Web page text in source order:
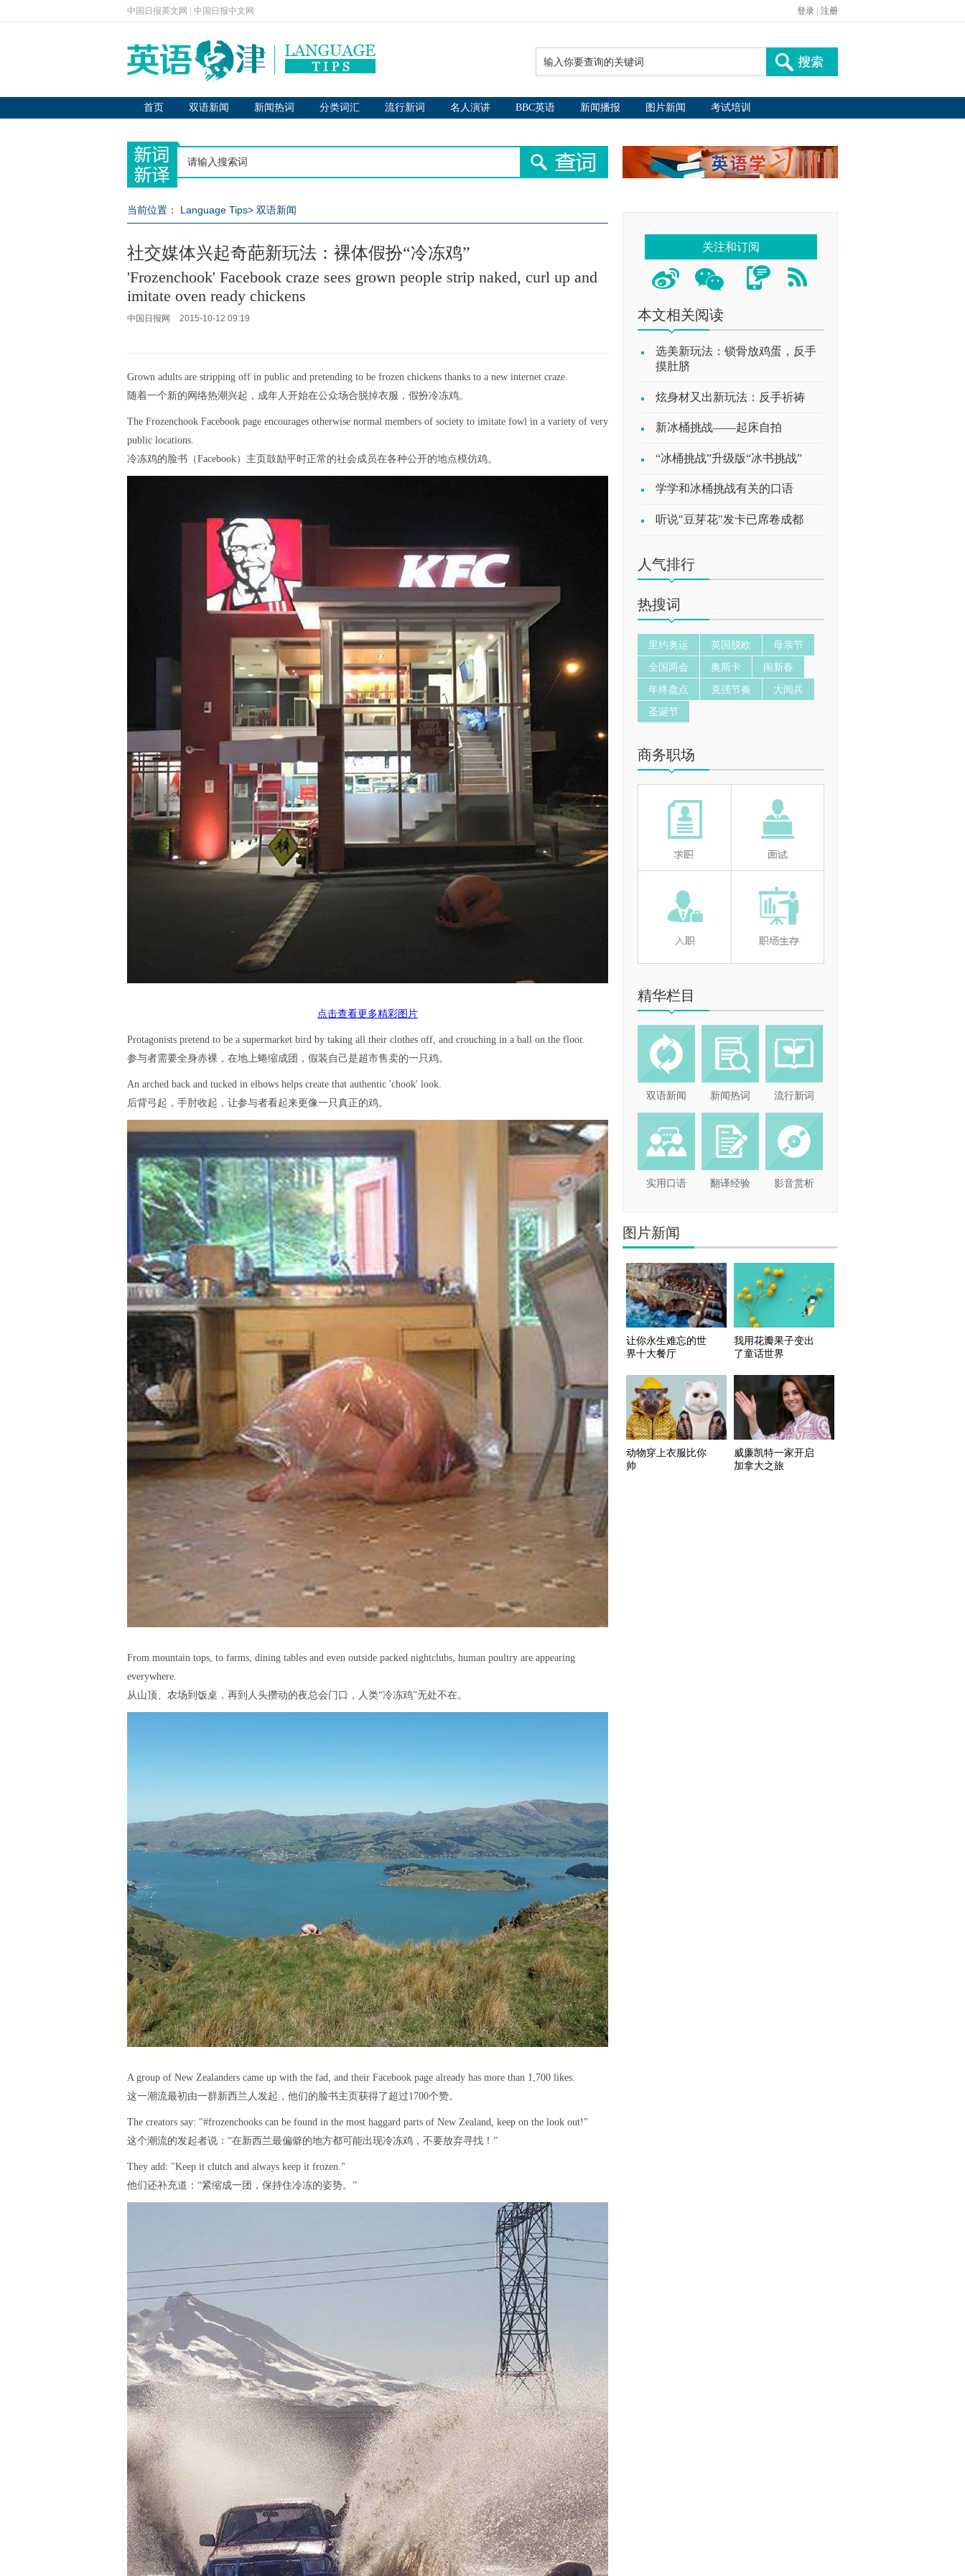
中国日报英文网 中国日报中文网 登录 注册
首页 双语新闻 新闻热词 分类词汇 流行新词 名人演讲 BBC英语 新闻播报 图片新闻 考试培训
当前位置： Language Tips> 双语新闻
社交媒体兴起奇葩新玩法：裸体假扮“冷冻鸡”
'Frozenchook' Facebook craze sees grown people strip naked, curl up and
imitate oven ready chickens
中国日报网 2015-10-12 09:19
Grown adults are stripping off in public and pretending to be frozen chickens thanks to a new internet craze.
随着一个新的网络热潮兴起，成年人开始在公众场合脱掉衣服，假扮冷冻鸡。
The Frozenchook Facebook page encourages otherwise normal members of society to imitate fowl in a variety of very
public locations.
冷冻鸡的脸书（Facebook）主页鼓励平时正常的社会成员在各种公开的地点模仿鸡。
点击查看更多精彩图片
Protagonists pretend to be a supermarket bird by taking all their clothes off, and crouching in a ball on the floor.
参与者需要全身赤裸，在地上蜷缩成团，假装自己是超市售卖的一只鸡。
An arched back and tucked in elbows helps create that authentic 'chook' look.
后背弓起，手肘收起，让参与者看起来更像一只真正的鸡。
From mountain tops, to farms, dining tables and even outside packed nightclubs, human poultry are appearing
everywhere.
从山顶、农场到饭桌，再到人头攒动的夜总会门口，人类“冷冻鸡”无处不在。
A group of New Zealanders came up with the fad, and their Facebook page already has more than 1,700 likes.
这一潮流最初由一群新西兰人发起，他们的脸书主页获得了超过1700个赞。
The creators say: "#frozenchooks can be found in the most haggard parts of New Zealand, keep on the look out!"
这个潮流的发起者说：“在新西兰最偏僻的地方都可能出现冷冻鸡，不要放弃寻找！”
They add: "Keep it clutch and always keep it frozen."
他们还补充道：“紧缩成一团，保持住冷冻的姿势。”
关注和订阅
本文相关阅读
选美新玩法：锁骨放鸡蛋，反手
摸肚脐
炫身材又出新玩法：反手祈祷
新冰桶挑战——起床自拍
“冰桶挑战”升级版“冰书挑战”
学学和冰桶挑战有关的口语
听说"豆芽花"发卡已席卷成都
人气排行
热搜词
里约奥运 英国脱欧
母亲节
全国两会
奥斯卡
闹新春
年终盘点
克强节奏
大阅兵
圣诞节
商务职场
精华栏目
双语新闻 新闻热词 流行新词
实用口语 翻译经验 影音赏析
图片新闻
让你永生难忘的世
界十大餐厅
我用花瓣果子变出
了童话世界
动物穿上衣服比你
帅
威廉凯特一家开启
加拿大之旅